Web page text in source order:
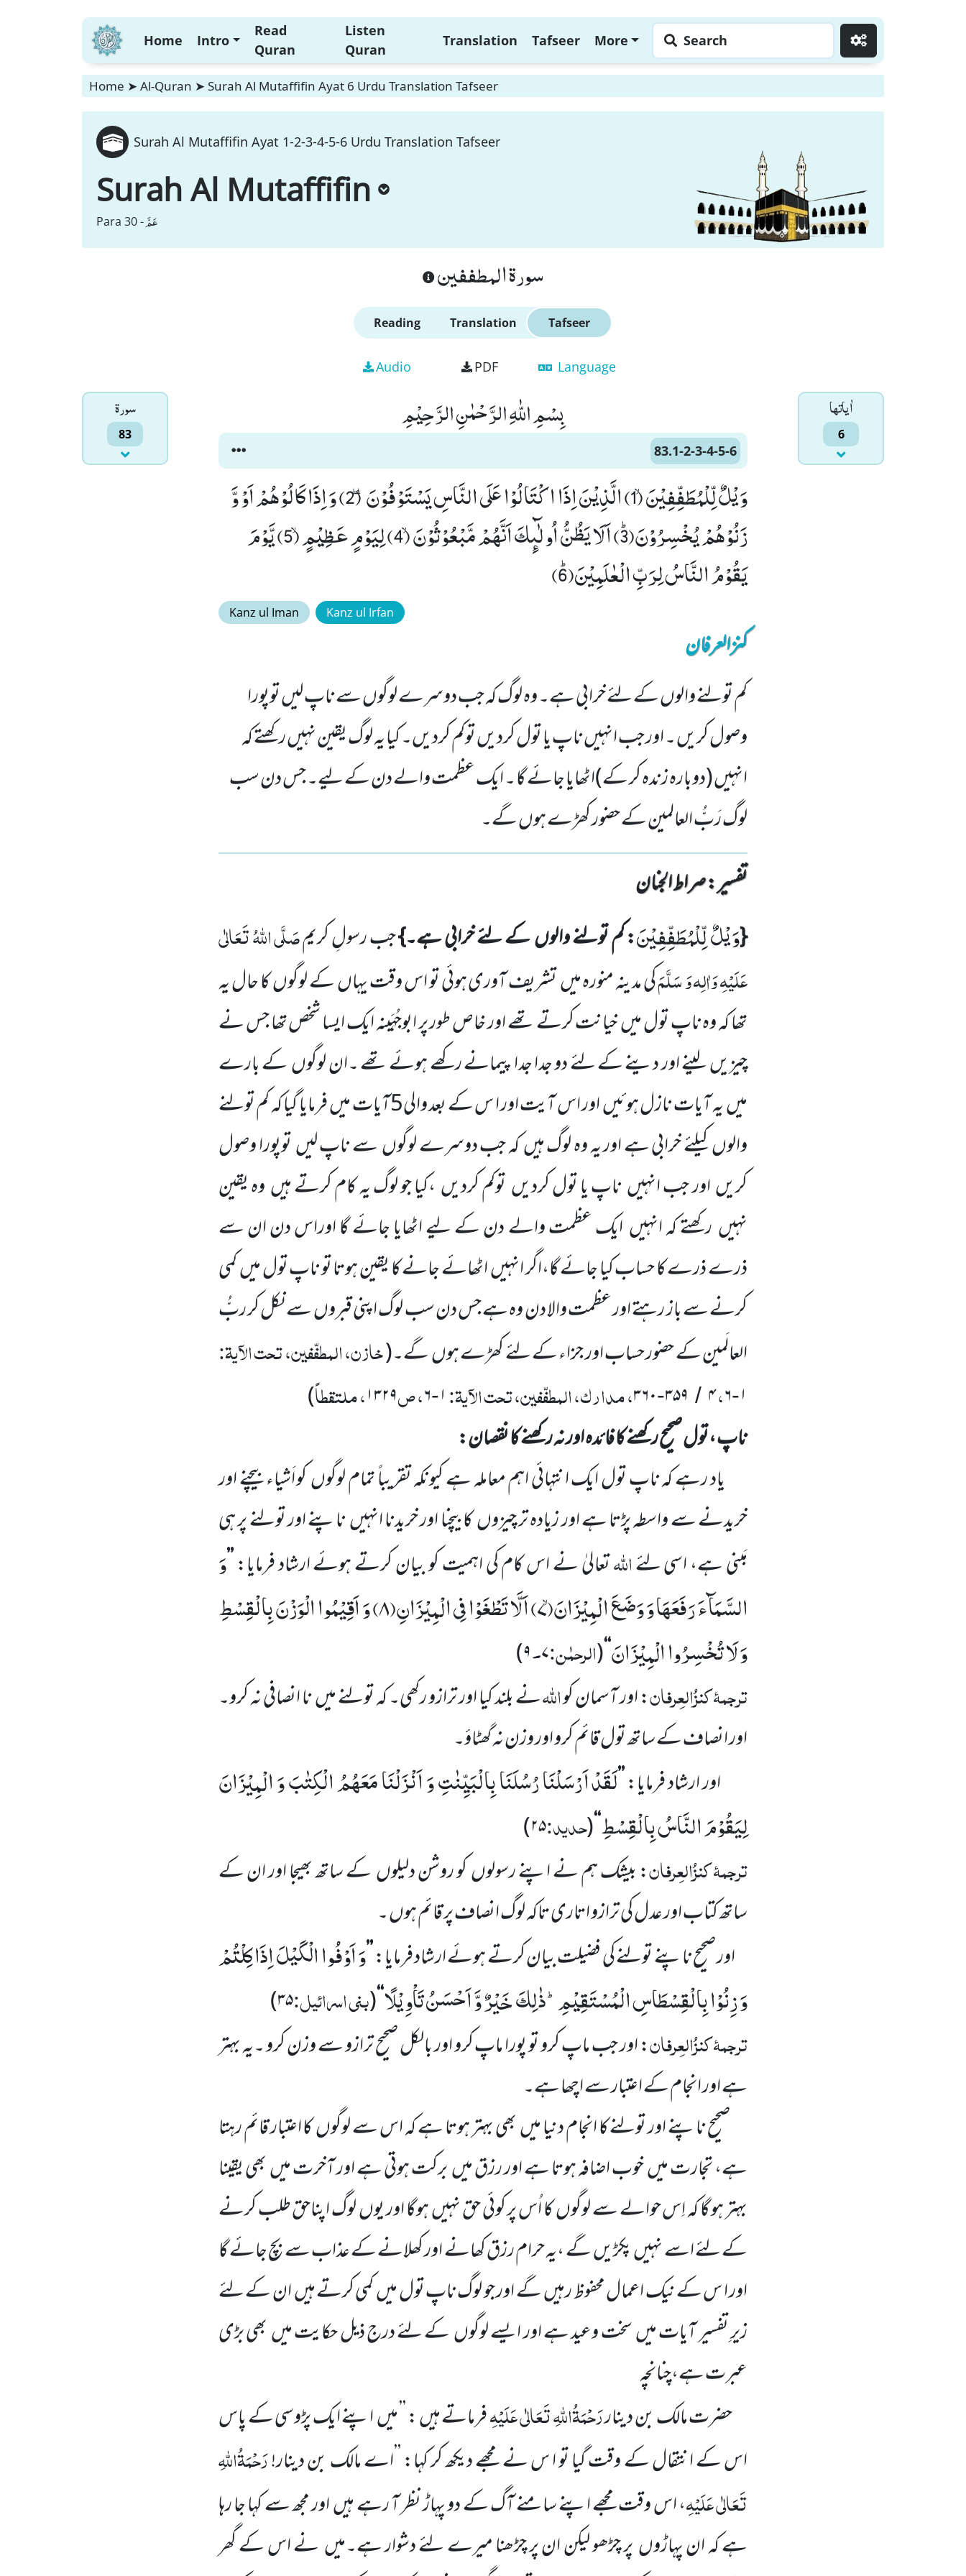
Home Intro
Read
Quran
Listen
Quran
Translation Tafseer More Search
Home ➤ Al-Quran ➤ Surah Al Mutaffifin Ayat 6 Urdu Translation Tafseer
Surah Al Mutaffifin Ayat 1-2-3-4-5-6 Urdu Translation Tafseer
Surah Al Mutaffifin
Para 30 -عَمَّ
سورة المطففين
Reading Translation Tafseer
Audio PDF Language
سورۃ
83
اٰياتها
6
بِسْمِ اللّٰهِ الرَّحْمٰنِ الرَّحِیْمِ
83.1-2-3-4-5-6
وَیْلٌ لِّلْمُطَفِّفِیْنَۙ (1) الَّذِیْنَ اِذَا اكْتَالُوْا عَلَى النَّاسِ یَسْتَوْفُوْنَ٘ ۖ (2) وَ اِذَا كَالُوْهُمْ اَوْ وَّ
زَنُوْهُمْ یُخْسِرُوْنَﭤ(3) اَلَا یَظُنُّ اُولٰٓىٕكَ اَنَّهُمْ مَّبْعُوْثُوْنَۙ (4) لِیَوْمٍ عَظِیْمٍۙ (5) یَّوْمَ
یَقُوْمُ النَّاسُ لِرَبِّ الْعٰلَمِیْنَﭤ(6)
Kanz ul Iman Kanz ul Irfan
کنزالعرفان
کم تولنے والوں کے لئے خرابی ہے۔ وہ لوگ کہ جب دوسرے لوگوں سے ناپ لیں توپورا
وصول کریں ۔ اور جب انہیں ناپ یا تول کردیں توکم کردیں۔ کیا یہ لوگ یقین نہیں رکھتے کہ
انہیں (دوبارہ زندہ کر کے)اٹھایا جائے گا ۔ ایک عظمت والے دن کے لیے۔ جس دن سب
لوگ رَبُّ العالمین کے حضور کھڑے ہوں گے۔
تفسیر : ‎صراط الجنان
{وَیْلٌ لِّلْمُطَفِّفِیْنَ: کم تولنے والوںکے لئے خرابی ہے۔}جب رسولِ کریمصَلَّی اللّٰہُ تَعَالٰی
عَلَیْہِ وَاٰلِہ وَ سَلَّمَکی مدینہ منورہ میںتشریف آوری ہوئی تو اس وقت یہاںکے لوگوںکا حال یہ
تھا کہ وہ ناپ تول میںخیانت کرتے تھے اور خاص طور پر ابوجُہَینہ ایک ایسا شخص تھا جس نے
چیزیںلینے اور دینے کے لئے دو جدا جدا پیمانے رکھے ہوئے تھے ۔ان لوگوںکے بارے
میںیہ آیات نازل ہوئیںاور اس آیت اور ا س کے بعد والی5آیات میںفرمایا گیا کہ کم تولنے
والوںکیلئے خرابی ہے اور یہ وہ لوگ ہیںکہ جب دوسرے لوگوںسے ناپ لیںتوپورا وصول
کریںاور جب انہیںناپ یا تول کردیںتوکم کردیں ،کیا جو لوگ یہ کام کرتے ہیںوہ یقین
نہیںرکھتے کہ انہیںایک عظمت والے دن کے لیے اٹھایا جائے گا اوراس دن ان سے
ذرے ذرے کا حساب کیا جائے گا،اگر انہیںاٹھائے جانے کا یقین ہوتا تو ناپ تول میںکمی
کرنے سے باز رہتے اور عظمت والا دن وہ ہے جس دن سب لوگ اپنی قبروںسے نکل کر ربُّ
العالَمین کے حضور حساب اور جزاء کے لئے کھڑے ہوںگے۔(خازن، المطفّفین، تحت الآیۃ:
۱-۶،۴ / ۳۵۹-۳۶۰، مدارک، المطفّفین، تحت الآیۃ:۱-۶، ص۱۳۲۹، ملتقطاً)
ناپ ،تول صحیح رکھنے کا فائدہ اور نہ رکھنے کا نقصان:
یاد رہے کہ ناپ تول ایک انتہائی اہم معاملہ ہے کیونکہ تقریباً تمام لوگوںکو اَشیاء بیچنے اور
خریدنے سے واسطہ پڑتا ہے اور زیادہ تر چیزوںکا بیچنا اور خریدنا انہیںناپنے اور تولنے پر ہی
مَبنی ہے، اسی لئےاللّٰہتعالیٰ نے اس کام کی اہمیت کو بیان کرتے ہوئے ارشاد فرمایا:’’وَ
السَّمَآءَ رَفَعَهَا وَ وَضَعَ الْمِیْزَانَۙ(۷) اَلَّا تَطْغَوْا فِی الْمِیْزَانِ(۸) وَ اَقِیْمُوا الْوَزْنَ بِالْقِسْطِ
وَ لَا تُخْسِرُوا الْمِیْزَانَ‘‘
(الرحمٰن:۷۔۹)
ترجمۂکنزُالعِرفان: اور آسمان کواللّٰہنے بلند کیا اور ترازو رکھی۔ کہ تولنے میںنا انصافی نہ کرو۔
اور انصاف کے ساتھ تول قائم کرو اور وزن نہ گھٹاؤ۔
اور ارشاد فرمایا:’’لَقَدْ اَرْسَلْنَا رُسُلَنَا بِالْبَیِّنٰتِ وَ اَنْزَلْنَا مَعَهُمُ الْكِتٰبَ وَ الْمِیْزَانَ
لِیَقُوْمَ النَّاسُ بِالْقِسْطِ‘‘
(حدید:۲۵)
ترجمۂکنزُالعِرفان: بیشک ہم نے اپنے رسولوںکو روشندلیلوںکے ساتھ بھیجا اور ان کے
ساتھ کتاب اور عدل کی ترازو اتاری تاکہ لوگ انصاف پر قائم ہوں ۔
اور صحیح ناپنے تولنے کی فضیلت بیان کرتے ہوئے ارشاد فرمایا:’’وَ اَوْفُوا الْكَیْلَ اِذَا كِلْتُمْ
وَ زِنُوْا بِالْقِسْطَاسِ الْمُسْتَقِیْمِؕ-ذٰلِكَ خَیْرٌ وَّ اَحْسَنُ تَاْوِیْلًا‘‘
(بنی اسرائیل:۳۵)
ترجمۂکنزُالعِرفان: اور جب ماپ کرو تو پورا ماپ کرو اور بالکل صحیح ترازو سے وزن کرو ۔یہ بہتر
ہے اور انجام کے اعتبار سے اچھا ہے۔
صحیح ناپنے اور تولنے کا انجام دنیا میںبھی بہتر ہوتا ہے کہ اس سے لوگوںکا اعتبار قائم رہتا
ہے، تجارت میںخوب اضافہ ہوتا ہے اور رزق میںبرکت ہوتی ہے اور آخرت میںبھی یقینا
بہتر ہو گا کہ اِس حوالے سے لوگوںکا اُس پر کوئی حق نہیںہوگا اور یوںلوگ اپناحق طلب کرنے
کے لئے اسے نہیںپکڑیںگے ،یہ حرام رزق کھانے اور کھلانے کے عذاب سے بچ جائے گا
اور ا س کے نیک اعمال محفوظ رہیںگے اور جو لوگ ناپ تول میںکمی کرتے ہیںان کے لئے
زیرِ تفسیر آیات میںسخت وعید ہے اور ایسے لوگوںکے لئے درج ذیل حکایت میںبھی بڑی
عبرت ہے،چنانچہ
حضرت مالک بن دیناررَحْمَۃُاللّٰہِ تَعَالٰی عَلَیْہِفرماتے ہیں : ’’ میںاپنے ایک پڑوسی کے پاس
اس کے انتقال کےوقت گیا تو ا س نے مجھے دیکھ کر کہا: ’’اے مالک بن دینار!رَحْمَۃُاللّٰہِ
تَعَالٰی عَلَیْہِ،اس وقت مجھے اپنے سامنے آگ کے دوپہاڑ نظر آ رہے ہیںاور مجھ سے کہا جا رہا
ہے کہ ان پہاڑوںپر چڑھو لیکن ان پر چڑھنا میرے لئے دشوار ہے۔میںنے اس کے گھر